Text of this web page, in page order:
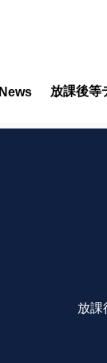
News 放課後等
放課